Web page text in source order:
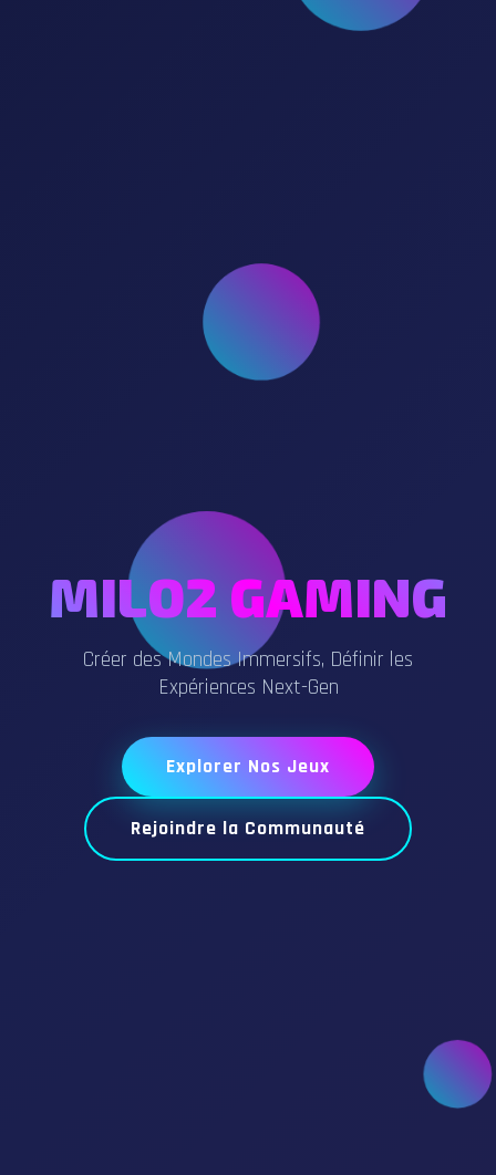
MILO2 GAMING
Créer des Mondes Immersifs, Définir les
Expériences Next-Gen
Explorer Nos Jeux
Rejoindre la Communauté